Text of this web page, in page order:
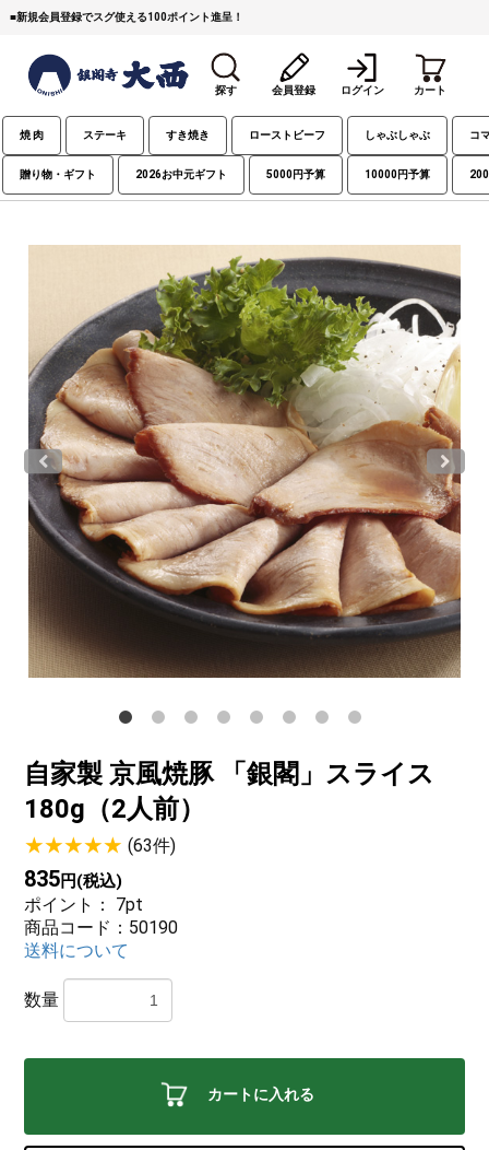
■新規会員登録でスグ使える100ポイント進呈！
探す
焼 肉 ステーキ
しゃぶしゃぶ コマ切れミンチ ローストビーフ
焼豚など（豚肉の加工
品）
牛丼など（牛肉の加工
品）
カレー・コロッケ・ハン
バーグ
タレ類 村沢牛 京丹波平井牛
サステナブル・和牛
（熟）
千代幻豚 贈り物・ギフト
会員登録 ログイン カート
焼 肉 ステーキ すき焼き ローストビーフ しゃぶしゃぶ コ
贈り物・ギフト 2026お中元ギフト 5000円予算 10000円予算
自家製 京風焼豚 「銀閣」スライス
180g（2人前）
(63件)
835円(税込)
ポイント： 7pt
商品コード：50190
送料について
数量
カートに入れる